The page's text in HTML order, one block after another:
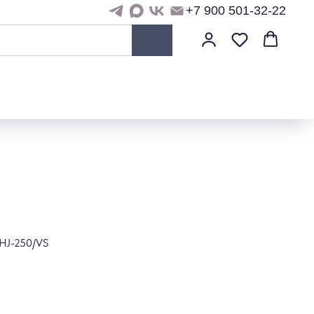
+7 900 501-32-22
250/VS